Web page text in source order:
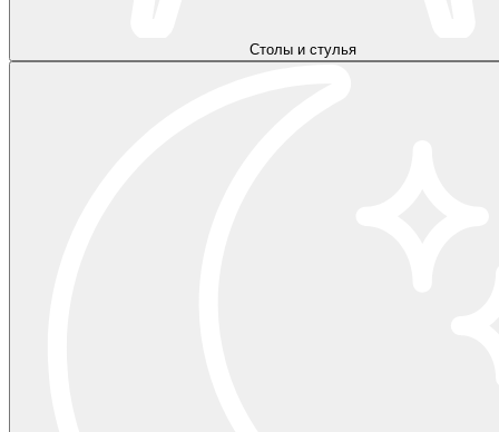
Столы и стулья